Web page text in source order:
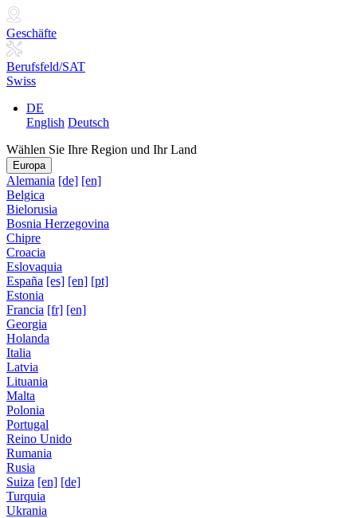
Geschäfte
Berufsfeld/SAT
Swiss
DE
English Deutsch
Wählen Sie Ihre Region und Ihr Land
Europa
Alemania [de] [en]
Belgica
Bielorusia
Bosnia Herzegovina
Chipre
Croacia
Eslovaquia
España [es] [en] [pt]
Estonia
Francia [fr] [en]
Georgia
Holanda
Italia
Latvia
Lituania
Malta
Polonia
Portugal
Reino Unido
Rumania
Rusia
Suiza [en] [de]
Turquia
Ukrania